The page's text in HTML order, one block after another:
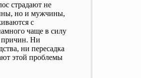
страдают не
но и мужчины,
с
чаще в силу
причин. Ни
ни пересадка
этой проблемы